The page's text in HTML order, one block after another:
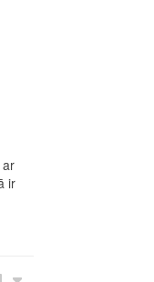
ar
ir